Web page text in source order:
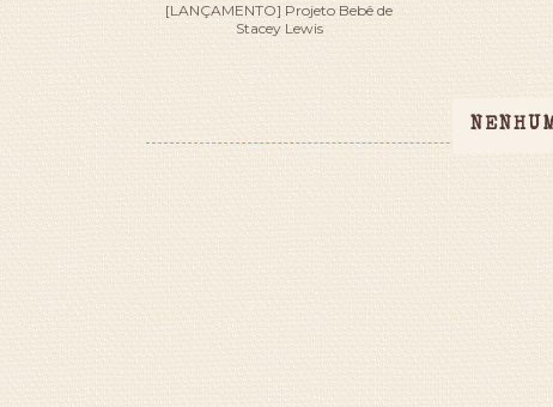
[LANÇAMENTO] Projeto Bebê de
Stacey Lewis